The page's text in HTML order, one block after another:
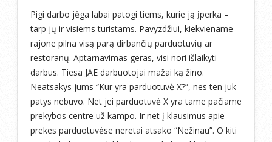
Pigi darbo jėga labai patogi tiems, kurie ją įperka –
tarp jų ir visiems turistams. Pavyzdžiui, kiekviename
rajone pilna visą parą dirbančių parduotuvių ar
restoranų. Aptarnavimas geras, visi nori išlaikyti
darbus. Tiesa JAE darbuotojai mažai ką žino.
Neatsakys jums “Kur yra parduotuvė X?”, nes ten juk
patys nebuvo. Net jei parduotuvė X yra tame pačiame
prekybos centre už kampo. Ir net į klausimus apie
prekes parduotuvėse neretai atsako “Nežinau”. O kiti